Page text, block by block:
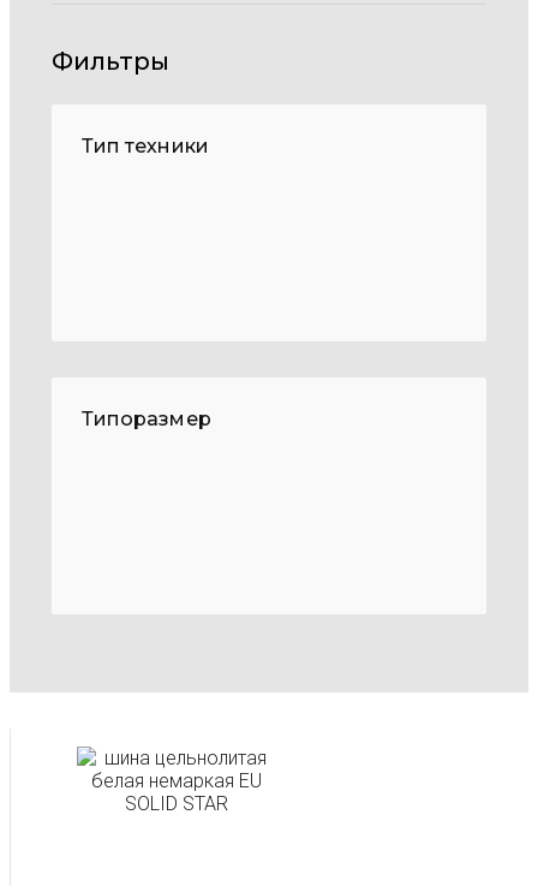
Фильтры
Тип техники
Типоразмер